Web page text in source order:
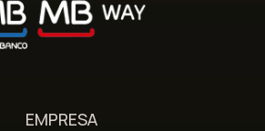
EMPRESA